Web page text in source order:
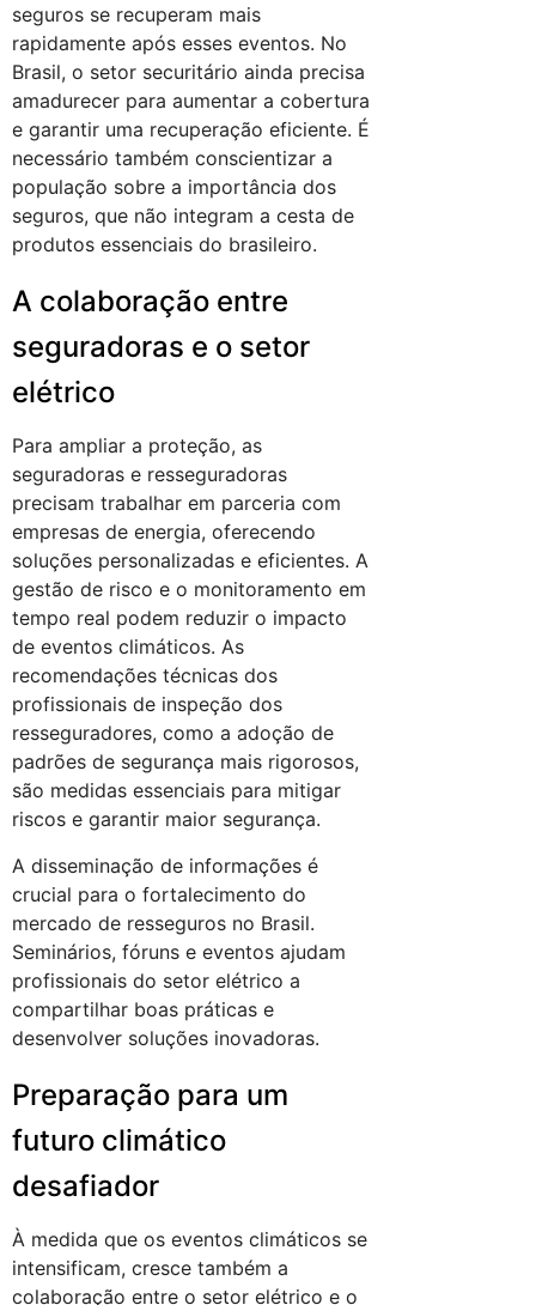
seguros se recuperam mais
rapidamente após esses eventos. No
Brasil, o setor securitário ainda precisa
amadurecer para aumentar a cobertura
e garantir uma recuperação eficiente. É
necessário também conscientizar a
população sobre a importância dos
seguros, que não integram a cesta de
produtos essenciais do brasileiro.
A colaboração entre
seguradoras e o setor
elétrico
Para ampliar a proteção, as
seguradoras e resseguradoras
precisam trabalhar em parceria com
empresas de energia, oferecendo
soluções personalizadas e eficientes. A
gestão de risco e o monitoramento em
tempo real podem reduzir o impacto
de eventos climáticos. As
recomendações técnicas dos
profissionais de inspeção dos
resseguradores, como a adoção de
padrões de segurança mais rigorosos,
são medidas essenciais para mitigar
riscos e garantir maior segurança.
A disseminação de informações é
crucial para o fortalecimento do
mercado de resseguros no Brasil.
Seminários, fóruns e eventos ajudam
profissionais do setor elétrico a
compartilhar boas práticas e
desenvolver soluções inovadoras.
Preparação para um
futuro climático
desafiador
À medida que os eventos climáticos se
intensificam, cresce também a
colaboração entre o setor elétrico e o